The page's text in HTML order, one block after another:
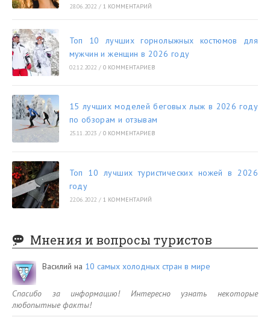
28.06.2022 / 1 КОММЕНТАРИЙ
Топ 10 лучших горнолыжных костюмов для
мужчин и женщин в 2026 году
02.12.2022 / 0 КОММЕНТАРИЕВ
15 лучших моделей беговых лыж в 2026 году
по обзорам и отзывам
25.11.2023 / 0 КОММЕНТАРИЕВ
Топ 10 лучших туристических ножей в 2026
году
22.06.2022 / 1 КОММЕНТАРИЙ
Мнения и вопросы туристов
Василий на 10 самых холодных стран в мире
Спасибо за информацию! Интересно узнать некоторые
любопытные факты!